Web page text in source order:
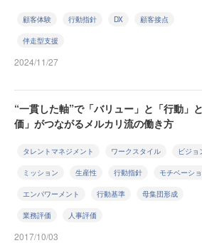
顧客体験 行動指針 DX 顧客接点
伴走型支援
2024/11/27
“一貫した軸”で「バリュー」と「行動」
価」がつながるメルカリ流の働き方
タレントマネジメント ワークスタイル ビジョ
ミッション 生産性 行動指針 モチベーシ
エンパワーメント 行動基準 母集団形成
業務評価 人事評価
2017/10/03